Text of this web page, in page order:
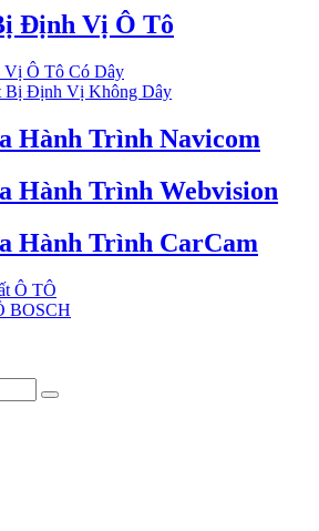
Định Vị Ô Tô
Ô Tô Có Dây
Bị Định Vị Không Dây
Hành Trình Navicom
Hành Trình Webvision
Hành Trình CarCam
Ô TÔ
BOSCH